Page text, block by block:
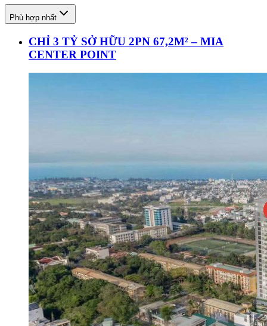
Phù hợp nhất
CHỈ 3 TỶ SỞ HỮU 2PN 67,2M² – MIA
CENTER POINT